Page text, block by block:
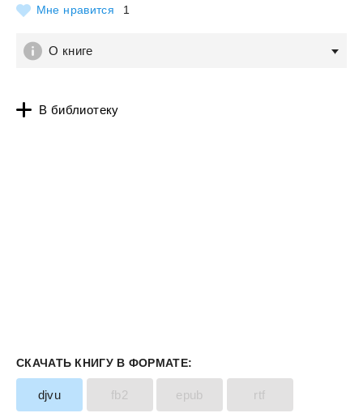
Мне нравится 1
О книге
В библиотеку
СКАЧАТЬ КНИГУ В ФОРМАТЕ:
djvu fb2 epub rtf